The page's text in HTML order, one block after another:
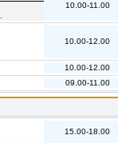
10.00-11.00
10.00-12.00
10.00-12.00
09.00-11.00
15.00-18.00